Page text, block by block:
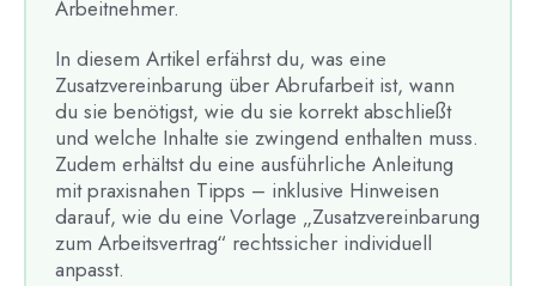
Arbeitnehmer.
In diesem Artikel erfährst du, was eine
Zusatzvereinbarung über Abrufarbeit ist, wann
du sie benötigst, wie du sie korrekt abschließt
und welche Inhalte sie zwingend enthalten muss.
Zudem erhältst du eine ausführliche Anleitung
mit praxisnahen Tipps – inklusive Hinweisen
darauf, wie du eine Vorlage „Zusatzvereinbarung
zum Arbeitsvertrag“ rechtssicher individuell
anpasst.